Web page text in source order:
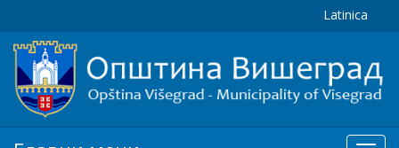
Latinica